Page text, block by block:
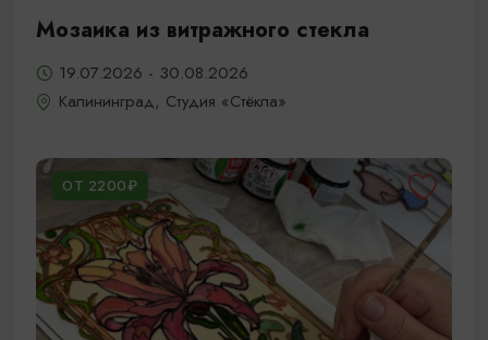
Мозаика из витражного стекла
19.07.2026 - 30.08.2026
Калининград, Студия «Стёкла»
ОТ 2200₽